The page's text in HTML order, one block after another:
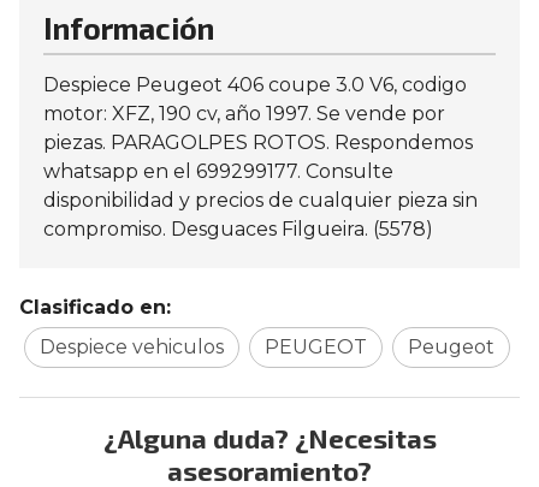
Información
Despiece Peugeot 406 coupe 3.0 V6, codigo
motor: XFZ, 190 cv, año 1997. Se vende por
piezas. PARAGOLPES ROTOS. Respondemos
whatsapp en el 699299177. Consulte
disponibilidad y precios de cualquier pieza sin
compromiso. Desguaces Filgueira. (5578)
Clasificado en:
Despiece vehiculos
PEUGEOT Peugeot
¿Alguna duda? ¿Necesitas
asesoramiento?